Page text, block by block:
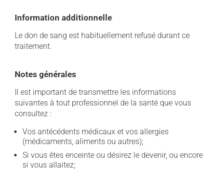
Information additionnelle
Le don de sang est habituellement refusé durant ce
traitement.
Notes générales
Il est important de transmettre les informations
suivantes à tout professionnel de la santé que vous
consultez :
Vos antécédents médicaux et vos allergies
(médicaments, aliments ou autres);
Si vous êtes enceinte ou désirez le devenir, ou encore
si vous allaitez;